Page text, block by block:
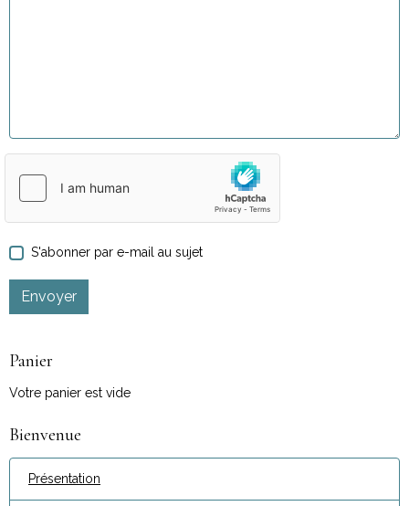
S'abonner par e-mail au sujet
Envoyer
Panier
Votre panier est vide
Bienvenue
Présentation